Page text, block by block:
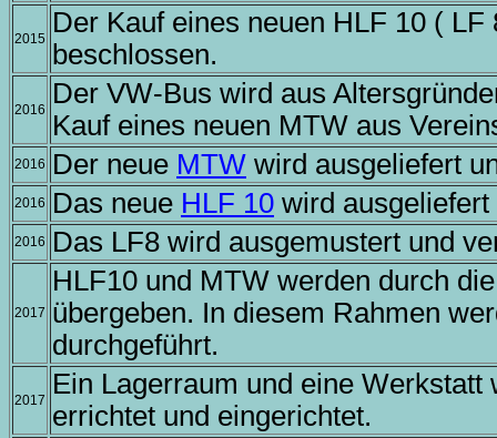
2015
Der Kauf eines neuen HLF 10 (
beschlossen.
2016
Der VW-Bus wird aus
Kauf eines neuen MTW aus
2016 Der neue MTW wird ausgeliefert
2016 Das neue HLF 10 wird
2016 Das LF8 wird ausgemustert und
2017
HLF10 und MTW werden durch
übergeben. In diesem Rahmen
durchgeführt.
2017
Ein Lagerraum und eine
errichtet und eingerichtet.